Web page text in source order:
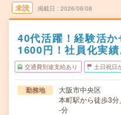
未読 掲載日 2026/08/08
40代活躍！経験活
1600円！社員化実績
交通費別途支給あり 土日祝日
勤務地
大阪市中央区
本町駅から徒歩3
-分